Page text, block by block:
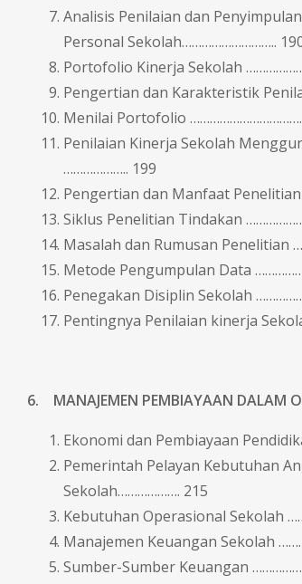
Analisis Penilaian dan
Personal Sekolah………………………..
Portofolio Kinerja Sekolah
Pengertian dan Karakteristik
Menilai Portofolio
Penilaian Kinerja Sekolah
……………….. 199
Pengertian dan Manfaat
Siklus Penelitian Tindakan
Masalah dan Rumusan Penelitian
Metode Pengumpulan Data
Penegakan Disiplin Sekolah
Pentingnya Penilaian kinerja
6. MANAJEMEN PEMBIAYAAN DALAM
Ekonomi dan Pembiayaan
Pemerintah Pelayan Kebutuhan
Sekolah………………. 215
Kebutuhan Operasional Sekolah
Manajemen Keuangan Sekolah
Sumber-Sumber Keuangan